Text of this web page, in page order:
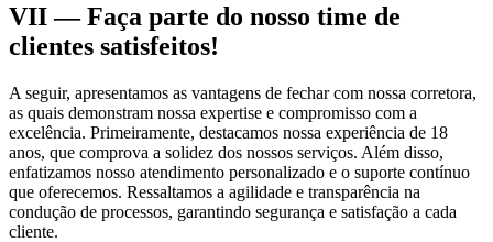
VII — Faça parte do nosso time de
clientes satisfeitos!
A seguir, apresentamos as vantagens de fechar com nossa corretora,
as quais demonstram nossa expertise e compromisso com a
excelência. Primeiramente, destacamos nossa experiência de 18
anos, que comprova a solidez dos nossos serviços. Além disso,
enfatizamos nosso atendimento personalizado e o suporte contínuo
que oferecemos. Ressaltamos a agilidade e transparência na
condução de processos, garantindo segurança e satisfação a cada
cliente.